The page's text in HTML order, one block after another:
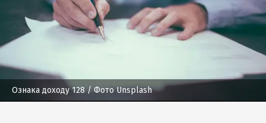
Ознака доходу 128/ Фото Unsplash